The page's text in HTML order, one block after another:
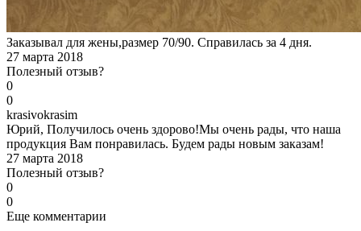
Заказывал для жены,размер 70/90. Справилась за 4 дня.
27 марта 2018
Полезный отзыв?
0
0
krasivokrasim
Юрий, Получилось очень здорово!Мы очень рады, что наша
продукция Вам понравилась. Будем рады новым заказам!
27 марта 2018
Полезный отзыв?
0
0
Еще комментарии